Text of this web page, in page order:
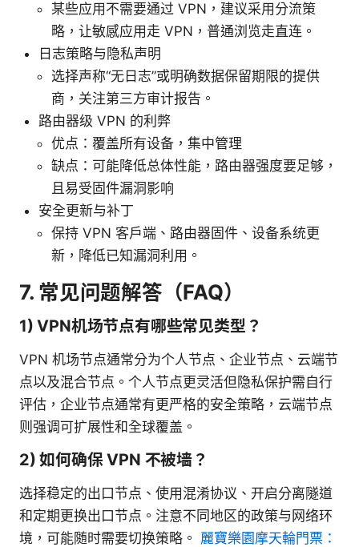
某些应用不需要通过 VPN，建议采用分流策
略，让敏感应用走 VPN，普通浏览走直连。
日志策略与隐私声明
选择声称“无日志”或明确数据保留期限的提供
商，关注第三方审计报告。
路由器级 VPN 的利弊
优点：覆盖所有设备，集中管理
缺点：可能降低总体性能，路由器强度要足够，
且易受固件漏洞影响
安全更新与补丁
保持 VPN 客户端、路由器固件、设备系统更
新，降低已知漏洞利用。
7. 常见问题解答（FAQ）
1) VPN机场节点有哪些常见类型？
VPN 机场节点通常分为个人节点、企业节点、云端节
点以及混合节点。个人节点更灵活但隐私保护需自行
评估，企业节点通常有更严格的安全策略，云端节点
则强调可扩展性和全球覆盖。
2) 如何确保 VPN 不被墙？
选择稳定的出口节点、使用混淆协议、开启分离隧道
和定期更换出口节点。注意不同地区的政策与网络环
境，可能随时需要切换策略。 麗寶樂園摩天輪門票：